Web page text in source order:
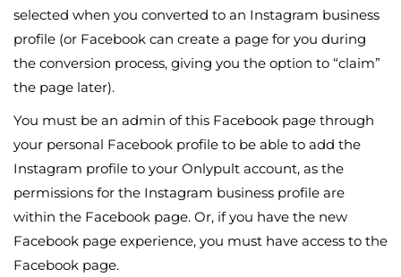
selected when you converted to an Instagram business
profile (or Facebook can create a page for you during
the conversion process, giving you the option to “claim”
the page later).
You must be an admin of this Facebook page through
your personal Facebook profile to be able to add the
Instagram profile to your Onlypult account, as the
permissions for the Instagram business profile are
within the Facebook page. Or, if you have the new
Facebook page experience, you must have access to the
Facebook page.